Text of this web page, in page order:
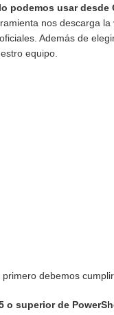
podemos usar desde
nos descarga
Además de
equipo.
debemos
o superior de